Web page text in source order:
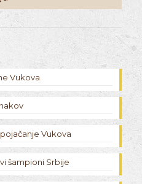
Vukova
Vukova
šampioni Srbije